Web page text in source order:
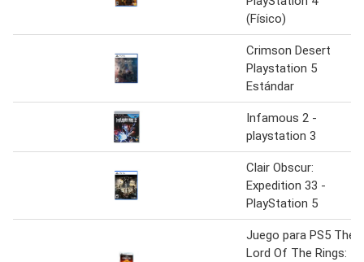
(Físico)
Crimson Desert
Playstation 5
Estándar
Infamous 2 -
playstation 3
Clair Obscur:
Expedition 33 -
PlayStation 5
Juego para PS5 The
Lord Of The Rings: